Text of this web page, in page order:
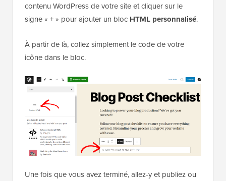
contenu WordPress de votre site et cliquer sur le
signe « + » pour ajouter un bloc HTML personnalisé.
À partir de là, collez simplement le code de votre
icône dans le bloc.
Une fois que vous avez terminé, allez-y et publiez ou